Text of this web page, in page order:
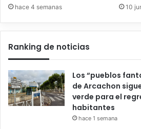
hace 4 semanas 10
Ranking de noticias
Los “pueblos
de Arcachon
verde para el
habitantes
hace 1 semana